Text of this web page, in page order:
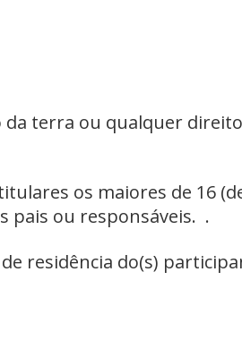
terra ou qualquer
os maiores de 16
pais ou responsáveis. .
residência do(s)